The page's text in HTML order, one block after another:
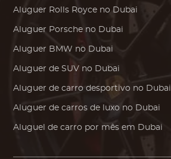
Aluguer Rolls Royce no Dubai
Aluguer Porsche no Dubai
Aluguer BMW no Dubai
Aluguer de SUV no Dubai
Aluguer de carro desportivo no Dubai
Aluguer de carros de luxo no Dubai
Aluguel de carro por mês em Dubai